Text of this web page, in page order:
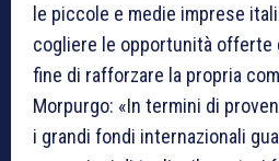
le piccole e medie imprese
cogliere le opportunità offerte
fine di rafforzare la propria
Morpurgo: «In termini di
i grandi fondi internazionali